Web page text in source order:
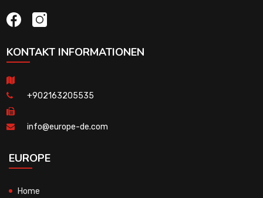
KONTAKT INFORMATIONEN
+902163205535
info@europe-de.com
EUROPE
Home